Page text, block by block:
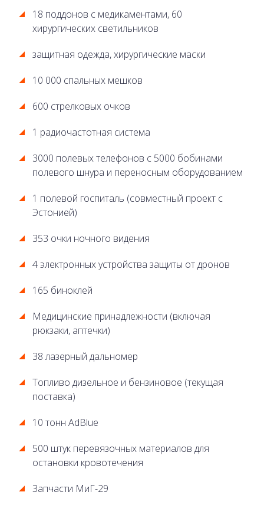
18 поддонов с медикаментами, 60
хирургических светильников
защитная одежда, хирургические маски
10 000 спальных мешков
600 стрелковых очков
1 радиочастотная система
3000 полевых телефонов с 5000 бобинами
полевого шнура и переносным оборудованием
1 полевой госпиталь (совместный проект с
Эстонией)
353 очки ночного видения
4 электронных устройства защиты от дронов
165 биноклей
Медицинские принадлежности (включая
рюкзаки, аптечки)
38 лазерный дальномер
Топливо дизельное и бензиновое (текущая
поставка)
10 тонн AdBlue
500 штук перевязочных материалов для
остановки кровотечения
Запчасти МиГ-29